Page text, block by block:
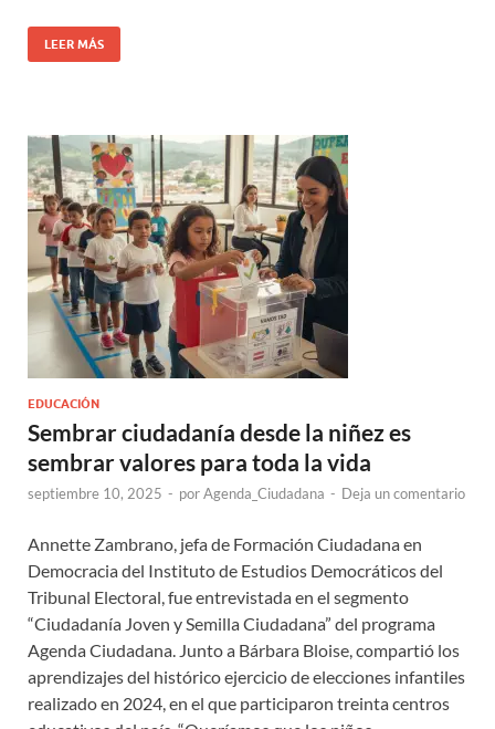
LEER MÁS
EDUCACIÓN
Sembrar ciudadanía desde la niñez es
sembrar valores para toda la vida
septiembre 10, 2025 - porAgenda_Ciudadana - Deja un comentario
Annette Zambrano, jefa de Formación Ciudadana en
Democracia del Instituto de Estudios Democráticos del
Tribunal Electoral, fue entrevistada en el segmento
“Ciudadanía Joven y Semilla Ciudadana” del programa
Agenda Ciudadana. Junto a Bárbara Bloise, compartió los
aprendizajes del histórico ejercicio de elecciones infantiles
realizado en 2024, en el que participaron treinta centros